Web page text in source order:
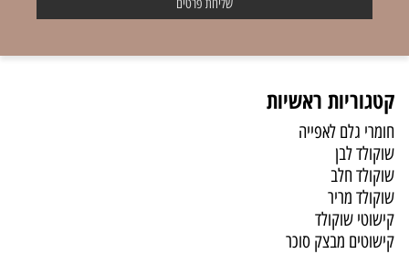
קטגוריות ראשיות
חומרי גלם לאפייה
שוקולד לבן
שוקולד חלב
שוקולד מריר
קישוטי שוקולד
קישוטים מבצק סוכר